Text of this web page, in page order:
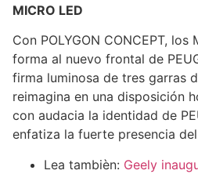
MICRO LED
Con POLYGON CONCEPT,
forma al nuevo frontal de
firma luminosa de tres garras
reimagina en una disposición
con audacia la identidad de
enfatiza la fuerte presencia
Lea tambièn: Geely